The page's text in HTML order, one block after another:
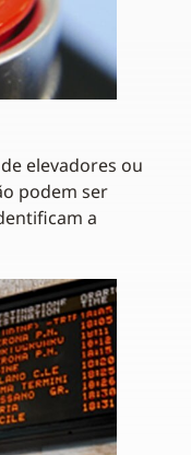
elevadores ou
podem ser
a